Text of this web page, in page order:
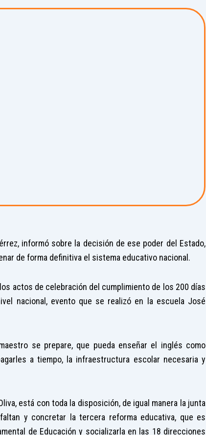
informó sobre la decisión de ese poder del Estado,
de forma definitiva el sistema educativo nacional.
actos de celebración del cumplimiento de los 200 días
nacional, evento que se realizó en la escuela José
se prepare, que pueda enseñar el inglés como
a tiempo, la infraestructura escolar necesaria y
está con toda la disposición, de igual manera la junta
y concretar la tercera reforma educativa, que es
de Educación y socializarla en las 18 direcciones